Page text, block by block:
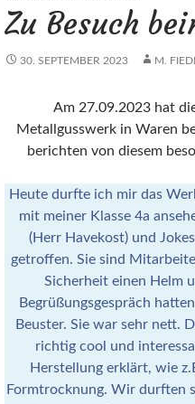
Zu Besuch
30. SEPTEMBER 2023 M.
Am 27.09.2023 hat
Metallgusswerk in Waren
berichten von diesem
Heute durfte ich mir das
mit meiner Klasse 4a
(Herr Havekost) und
getroffen. Sie sind
Sicherheit einen Helm
Begrüßungsgespräch
Beuster. Sie war sehr nett.
richtig cool und
Herstellung erklärt, wie
Formtrocknung. Wir durften